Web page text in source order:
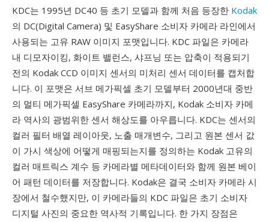
KDC는 1995년 DC40 등 초기 모델과 함께 처음 등장한 Kodak
의 DC(Digital Camera) 및 EasyShare 소비자 카메라 라인에서
사용되는 고유 RAW 이미지 포맷입니다. KDC 파일은 카메라
내 디모자이킹, 화이트 밸런스, 샤프닝 또는 압축이 적용되기
전의 Kodak CCD 이미지 센서의 미처리 센서 데이터를 캡처합
니다. 이 포맷은 서브 메가픽셀 초기 모델부터 2000년대 중반
의 멀티 메가픽셀 EasyShare 카메라까지, Kodak 소비자 카메
라 역사의 광범위한 센서 해상도를 아우릅니다. KDC는 센서의
컬러 필터 배열 레이아웃, 노출 매개변수, 그리고 원본 센서 값
이 가시 색상에 어떻게 매핑되는지를 정의하는 Kodak 고유의
컬러 매트릭스 계수 등 카메라별 메타데이터와 함께 원본 베이
어 패턴 데이터를 저장합니다. Kodak은 결국 소비자 카메라 시
장에서 철수했지만, 이 카메라들의 KDC 파일은 초기 소비자
디지털 사진의 중요한 역사적 기록입니다. 한 가지 장점은